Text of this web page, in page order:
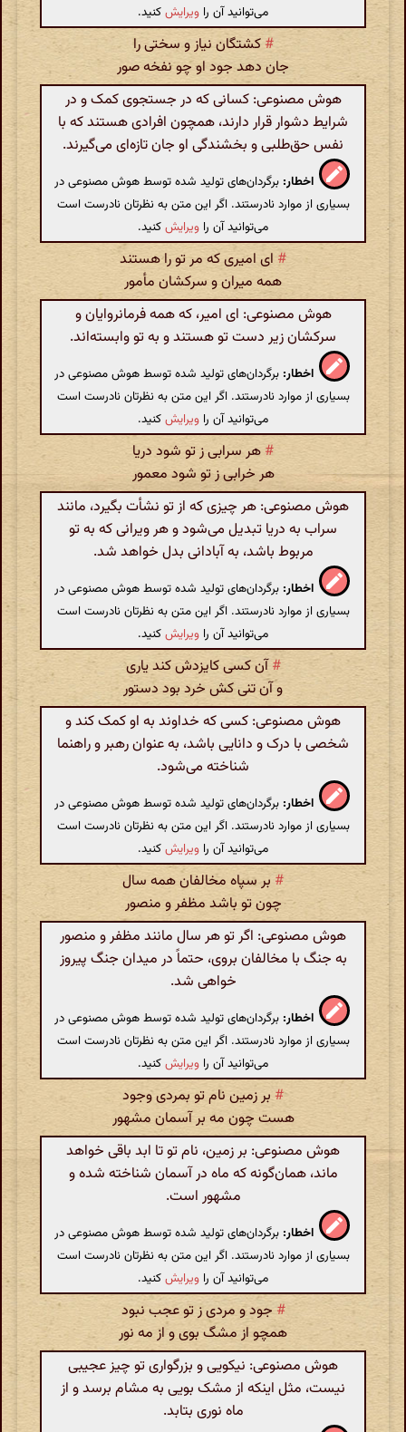
می‌توانید آن را ویرایشکنید.
# کشتگان نیاز و سختی را
جان دهد جود او چو نفخه صور
هوش مصنوعی: کسانی که در جستجوی کمک و در
شرایط دشوار قرار دارند، همچون افرادی هستند که با
نفس حق‌طلبی و بخشندگی او جان تازه‌ای می‌گیرند.
اخطار: برگردان‌های تولید شده توسط هوش مصنوعی در
بسیاری از موارد نادرستند. اگر این متن به نظرتان نادرست است
می‌توانید آن را ویرایشکنید.
# ای امیری که مر تو را هستند
همه میران و سرکشان مأمور
هوش مصنوعی: ای امیر، که همه فرمانروایان و
سرکشان زیر دست تو هستند و به تو وابسته‌اند.
اخطار: برگردان‌های تولید شده توسط هوش مصنوعی در
بسیاری از موارد نادرستند. اگر این متن به نظرتان نادرست است
می‌توانید آن را ویرایشکنید.
# هر سرابی ز تو شود دریا
هر خرابی ز تو شود معمور
هوش مصنوعی: هر چیزی که از تو نشأت بگیرد، مانند
سراب به دریا تبدیل می‌شود و هر ویرانی که به تو
مربوط باشد، به آبادانی بدل خواهد شد.
اخطار: برگردان‌های تولید شده توسط هوش مصنوعی در
بسیاری از موارد نادرستند. اگر این متن به نظرتان نادرست است
می‌توانید آن را ویرایشکنید.
#آن کسی کایزدش کند یاری
و آن تنی کش خرد بود دستور
هوش مصنوعی: کسی که خداوند به او کمک کند و
شخصی با درک و دانایی باشد، به عنوان رهبر و راهنما
شناخته می‌شود.
اخطار: برگردان‌های تولید شده توسط هوش مصنوعی در
بسیاری از موارد نادرستند. اگر این متن به نظرتان نادرست است
می‌توانید آن را ویرایشکنید.
# بر سپاه مخالفان همه سال
چون تو باشد مظفر و منصور
هوش مصنوعی: اگر تو هر سال مانند مظفر و منصور
به جنگ با مخالفان بروی، حتماً در میدان جنگ پیروز
خواهی شد.
اخطار: برگردان‌های تولید شده توسط هوش مصنوعی در
بسیاری از موارد نادرستند. اگر این متن به نظرتان نادرست است
می‌توانید آن را ویرایشکنید.
#بر زمین نام تو بمردی وجود
هست چون مه بر آسمان مشهور
هوش مصنوعی: بر زمین، نام تو تا ابد باقی خواهد
ماند، همان‌گونه که ماه در آسمان شناخته شده و
مشهور است.
اخطار: برگردان‌های تولید شده توسط هوش مصنوعی در
بسیاری از موارد نادرستند. اگر این متن به نظرتان نادرست است
می‌توانید آن را ویرایشکنید.
#جود و مردی ز تو عجب نبود
همچو از مشگ بوی و از مه نور
هوش مصنوعی: نیکویی و بزرگواری تو چیز عجیبی
نیست، مثل اینکه از مشک بویی به مشام برسد و از
ماه نوری بتابد.